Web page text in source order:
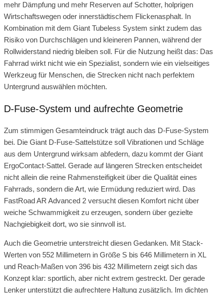
mehr Dämpfung und mehr Reserven auf Schotter, holprigen
Wirtschaftswegen oder innerstädtischem Flickenasphalt. In
Kombination mit dem Giant Tubeless System sinkt zudem das
Risiko von Durchschlägen und kleineren Pannen, während der
Rollwiderstand niedrig bleiben soll. Für die Nutzung heißt das: Das
Fahrrad wirkt nicht wie ein Spezialist, sondern wie ein vielseitiges
Werkzeug für Menschen, die Strecken nicht nach perfektem
Untergrund auswählen möchten.
D-Fuse-System und aufrechte Geometrie
Zum stimmigen Gesamteindruck trägt auch das D-Fuse-System
bei. Die Giant D-Fuse-Sattelstütze soll Vibrationen und Schläge
aus dem Untergrund wirksam abfedern, dazu kommt der Giant
ErgoContact-Sattel. Gerade auf längeren Strecken entscheidet
nicht allein die reine Rahmensteifigkeit über die Qualität eines
Fahrrads, sondern die Art, wie Ermüdung reduziert wird. Das
FastRoad AR Advanced 2 versucht diesen Komfort nicht über
weiche Schwammigkeit zu erzeugen, sondern über gezielte
Nachgiebigkeit dort, wo sie sinnvoll ist.
Auch die Geometrie unterstreicht diesen Gedanken. Mit Stack-
Werten von 552 Millimetern in Größe S bis 646 Millimetern in XL
und Reach-Maßen von 396 bis 432 Millimetern zeigt sich das
Konzept klar: sportlich, aber nicht extrem gestreckt. Der gerade
Lenker unterstützt die aufrechtere Haltung zusätzlich. Im dichten